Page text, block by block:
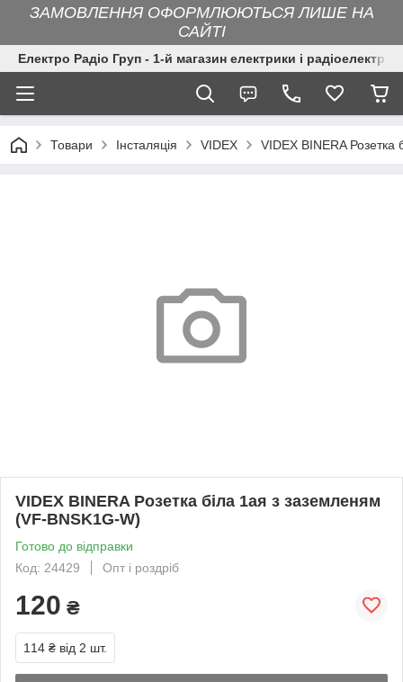
ЗАМОВЛЕННЯ ОФОРМЛЮЮТЬСЯ ЛИШЕ НА
САЙТІ
Електро Радіо Груп - 1-й магазин електрики і
Товари Інсталяція VIDEX VIDEX BINERA
VIDEX BINERA Розетка біла 1ая з заземленям
(VF-BNSK1G-W)
Готово до відправки
Код: 24429
Опт і роздріб
120 ₴
114 ₴ від 2 шт.